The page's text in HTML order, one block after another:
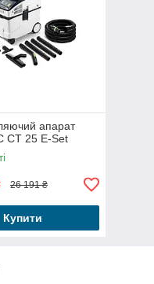
апарат
CT 25 E-Set
26 191 ₴
Купити